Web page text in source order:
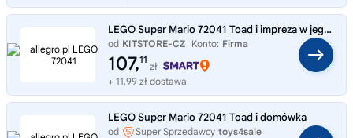
LEGO Super Mario 72041 Toad i impreza w jego domku
od KITSTORE-CZ Konto: Firma
107,11
zł
+ 11,99 zł dostawa
LEGO Super Mario 72041 Toad i domówka
od Super Sprzedawcy toys4sale